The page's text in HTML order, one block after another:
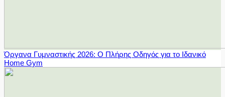
Όργανα Γυμναστικής 2026: Ο Πλήρης Οδηγός για το Ιδανικό
Home Gym